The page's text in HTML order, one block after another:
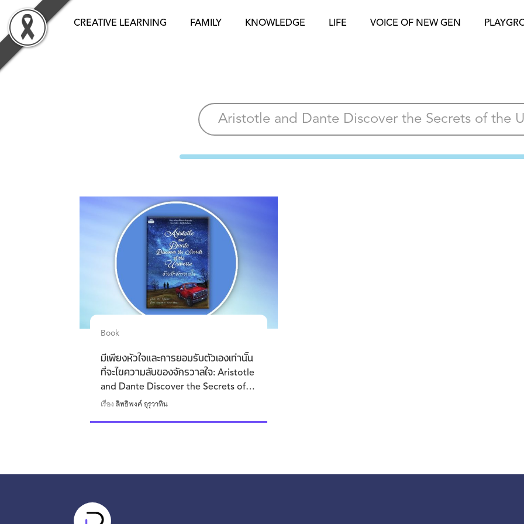
content
CREATIVE LEARNING FAMILY KNOWLEDGE LIFE VOICE OF NEW GEN
Aristotle and Dante Discover the Secrets of the
Book
มีเพียงหัวใจและการยอมรับตัวเองเท่านั้น
ที่จะไขความลับของจักรวาลใจ: Aristotle
and Dante Discover the Secrets of
the Universe
เรื่องสิทธิพงศ์ อุรุวาทิน